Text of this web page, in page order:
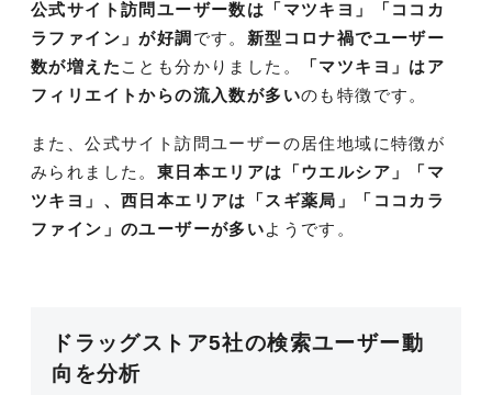
公式サイト訪問ユーザー数は「マツキヨ」「ココカ
ラファイン」が好調 です。 新型コロナ禍でユーザー
数が増えた ことも分かりました。
「マツキヨ」はア
フィリエイトからの流入数が多いのも特徴です。
また、公式サイト訪問ユーザーの居住地域に特徴が
みられました。 東日本エリアは「ウエルシア」「マ
ツキヨ」、西日本エリアは「スギ薬局」「ココカラ
ファイン」のユーザーが多いようです。
ドラッグストア5社の検索ユーザー動
向を分析